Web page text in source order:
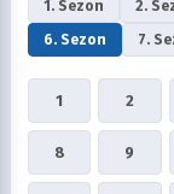
1. Sezon 2.
6. Sezon
7.
1 2
8 9